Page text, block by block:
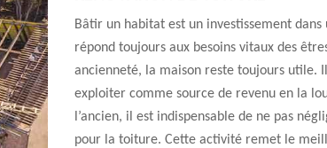
Bâtir un habitat est un investissement
répond toujours aux besoins vitaux des
ancienneté, la maison reste toujours utile.
exploiter comme source de revenu en la
l’ancien, il est indispensable de ne pas
pour la toiture. Cette activité remet le